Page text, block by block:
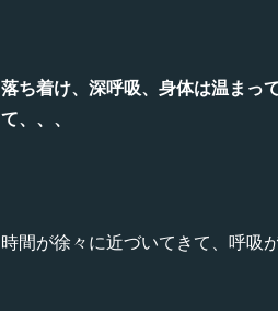
落ち着け、深呼吸、身体は温まっ
て、、、
時間が徐々に近づいてきて、呼吸